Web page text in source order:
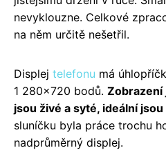
nevyklouzne. Celkové
na něm určitě nešetřil.
Displej telefonu má
1 280×720 bodů. Zobrazení
jsou živé a syté, ideální
sluníčku byla práce trochu
nadprůměrný displej.